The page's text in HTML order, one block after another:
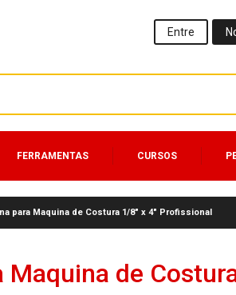
Entre
FERRAMENTAS CURSOS
para Maquina de Costura 1/8" x 4" Profissional
Maquina de